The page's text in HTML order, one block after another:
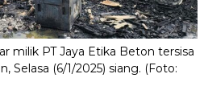
milik PT Jaya Etika Beton tersisa
Selasa (6/1/2025) siang. (Foto: